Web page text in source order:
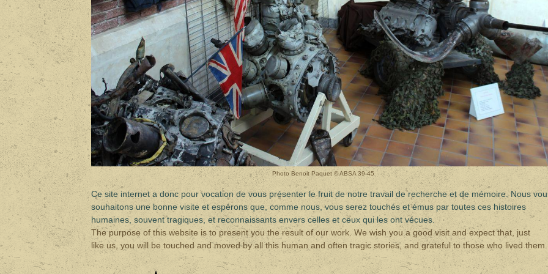
Photo Benoit Paquet © ABSA 39-45
Ce site internet a donc pour vocation de vous présenter le fruit de notre travail de recherche et de mémoire. Nous
souhaitons une bonne visite et espérons que, comme nous, vous serez touchés et émus par toutes ces histoires
humaines, souvent tragiques, et reconnaissants envers celles et ceux qui les ont vécues.
The purpose of this website is to present you the result of our work. We wish you a good visit and expect that, just
like us, you will be touched and moved by all this human and often tragic stories, and grateful to those who lived them.